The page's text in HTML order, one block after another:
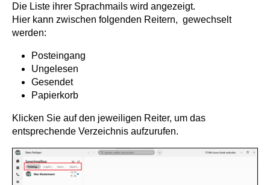
Die Liste ihrer Sprachmails wird angezeigt.
Hier kann zwischen folgenden Reitern, gewechselt
werden:
Posteingang
Ungelesen
Gesendet
Papierkorb
Klicken Sie auf den jeweiligen Reiter, um das
entsprechende Verzeichnis aufzurufen.